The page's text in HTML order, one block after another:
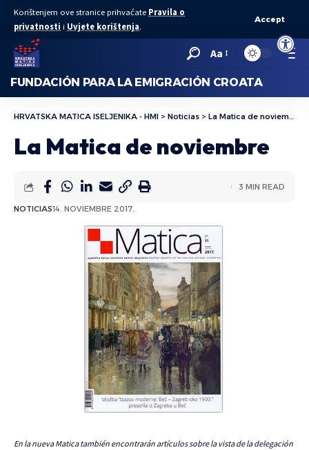
Abrir
Korištenjem ove stranice prihvaćate Pravila o
privatnosti i Uvjete korištenja.
Accept
Aa
FUNDACIÓN PARA LA EMIGRACIÓN CROATA
HRVATSKA MATICA ISELJENIKA - HMI > Noticias > La Matica de noviembre
La Matica de noviembre
NOTICIAS14. NOVIEMBRE 2017.
3 MIN READ
En la nueva Matica también encontrarán artículos sobre la vista de la delegación